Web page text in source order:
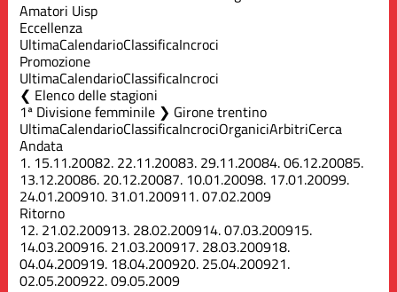
Amatori Uisp
Eccellenza
UltimaCalendarioClassificaIncroci
Promozione
UltimaCalendarioClassificaIncroci
Elenco delle stagioni
1ª Divisione femminile ❯ Girone trentino
UltimaCalendarioClassificaIncrociOrganiciArbitriCerca
Andata
1. 15.11.20082. 22.11.20083. 29.11.20084.06.12.20085.
13.12.20086. 20.12.20087. 10.01.20098. 17.01.20099.
24.01.200910. 31.01.200911.07.02.2009
Ritorno
12. 21.02.200913. 28.02.200914.07.03.200915.
14.03.200916. 21.03.200917. 28.03.200918.
04.04.200919. 18.04.200920. 25.04.200921.
02.05.200922.09.05.2009